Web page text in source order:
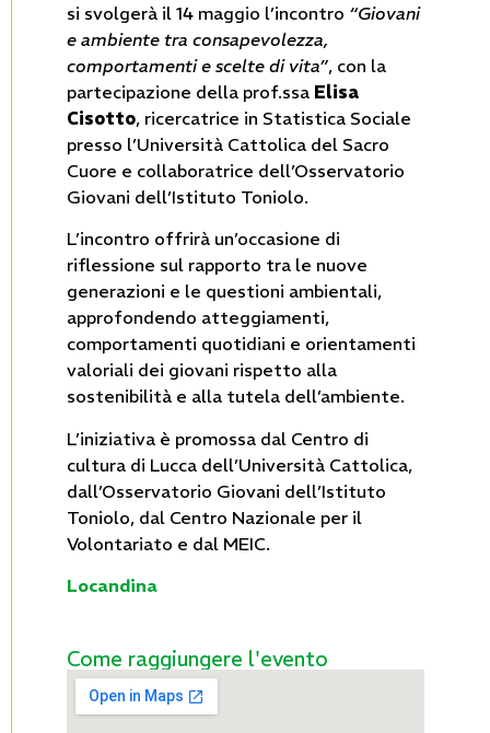
si svolgerà il 14 maggio l’incontro “Giovani
e ambiente tra consapevolezza,
comportamenti e scelte di vita”, con la
partecipazione della prof.ssa Elisa
Cisotto, ricercatrice in Statistica Sociale
presso l’Università Cattolica del Sacro
Cuore e collaboratrice dell’Osservatorio
Giovani dell’Istituto Toniolo.
L’incontro offrirà un’occasione di
riflessione sul rapporto tra le nuove
generazioni e le questioni ambientali,
approfondendo atteggiamenti,
comportamenti quotidiani e orientamenti
valoriali dei giovani rispetto alla
sostenibilità e alla tutela dell’ambiente.
L’iniziativa è promossa dal Centro di
cultura di Lucca dell’Università Cattolica,
dall’Osservatorio Giovani dell’Istituto
Toniolo, dal Centro Nazionale per il
Volontariato e dal MEIC.
Locandina
Come raggiungere l'evento